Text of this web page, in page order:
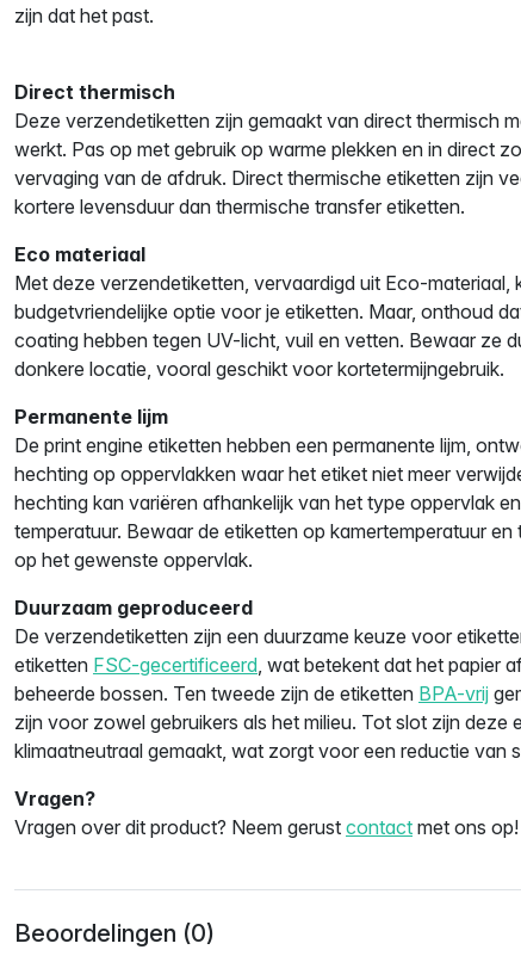
zijn dat het past.
Direct thermisch
Deze verzendetiketten zijn gemaakt van direct thermisch
werkt. Pas op met gebruik op warme plekken en in direct
vervaging van de afdruk. Direct thermische etiketten zijn
kortere levensduur dan thermische transfer etiketten.
Eco materiaal
Met deze verzendetiketten, vervaardigd uit Eco-materiaal,
budgetvriendelijke optie voor je etiketten. Maar, onthoud
coating hebben tegen UV-licht, vuil en vetten. Bewaar ze
donkere locatie, vooral geschikt voor kortetermijngebruik.
Permanente lijm
De print engine etiketten hebben een permanente lijm,
hechting op oppervlakken waar het etiket niet meer
hechting kan variëren afhankelijk van het type oppervlak
temperatuur. Bewaar de etiketten op kamertemperatuur
op het gewenste oppervlak.
Duurzaam geproduceerd
De verzendetiketten zijn een duurzame keuze voor
etiketten FSC-gecertificeerd , wat betekent dat het papier
beheerde bossen. Ten tweede zijn de etiketten BPA-vrij
zijn voor zowel gebruikers als het milieu. Tot slot zijn deze
klimaatneutraal gemaakt, wat zorgt voor een reductie van
Vragen?
Vragen over dit product? Neem gerust contact met ons op!
Beoordelingen (0)